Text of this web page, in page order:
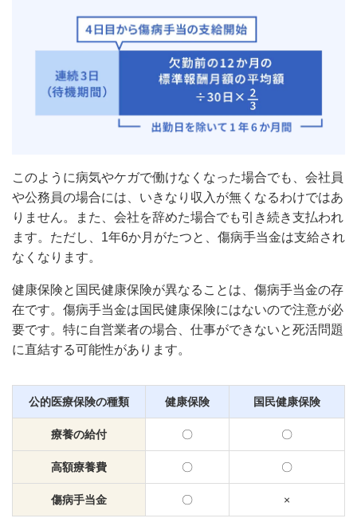
このように病気やケガで働けなくなった場合でも、会社員
や公務員の場合には、いきなり収入が無くなるわけではあ
りません。また、会社を辞めた場合でも引き続き支払われ
ます。ただし、1年6か月がたつと、傷病手当金は支給され
なくなります。
健康保険と国民健康保険が異なることは、傷病手当金の存
在です。傷病手当金は国民健康保険にはないので注意が必
要です。特に自営業者の場合、仕事ができないと死活問題
に直結する可能性があります。
公的医療保険の種類 健康保険 国民健康保険
療養の給付 〇 〇
高額療養費 〇 〇
傷病手当金 〇 ×